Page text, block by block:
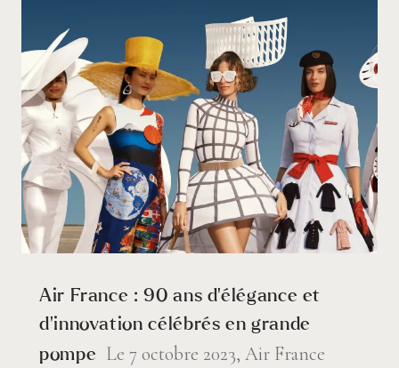
Air France : 90 ans d’élégance et
d’innovation célébrés en grande
pompe
Le 7 octobre 2023, Air France